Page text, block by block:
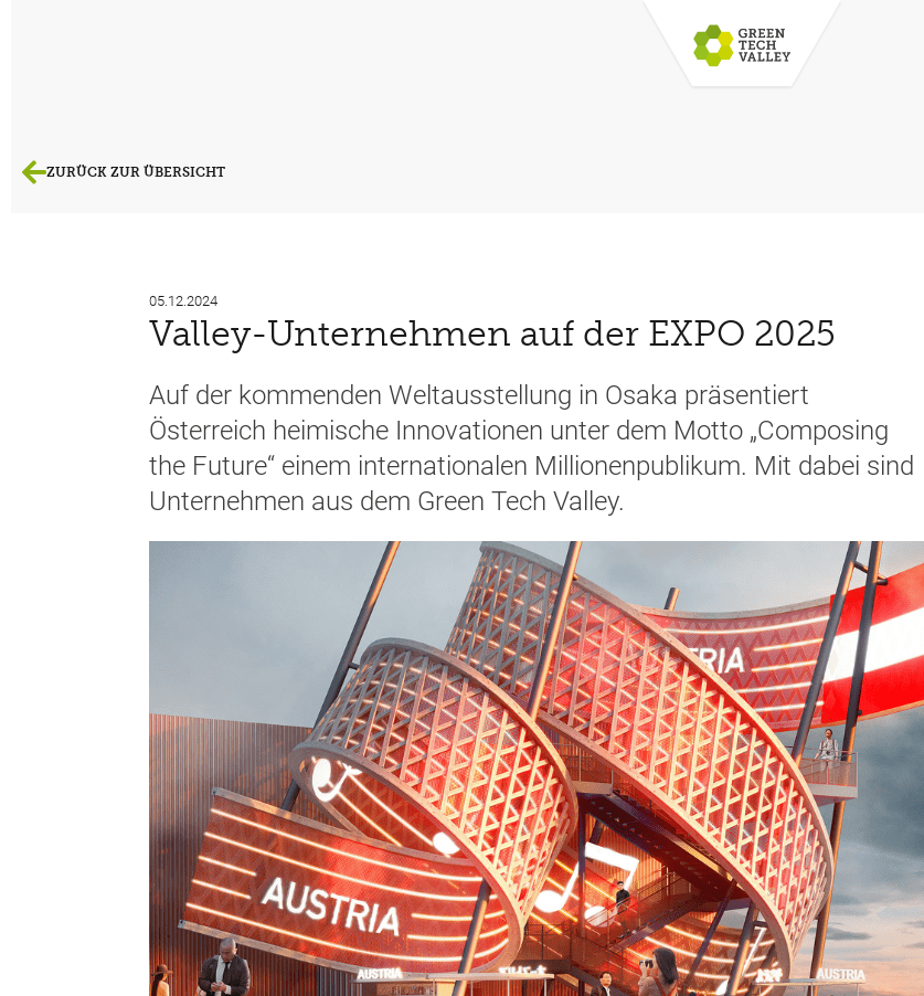
ZURÜCK ZUR ÜBERSICHT
05.12.2024
Valley-Unternehmen auf der EXPO 2025
Auf der kommenden Weltausstellung in Osaka präsentiert
Österreich heimische Innovationen unter dem Motto „Composing
the Future“ einem internationalen Millionenpublikum. Mit dabei sind
Unternehmen aus dem Green Tech Valley.